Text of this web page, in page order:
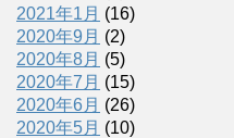
2021年1月 (16)
2020年9月 (2)
2020年8月 (5)
2020年7月 (15)
2020年6月 (26)
2020年5月 (10)